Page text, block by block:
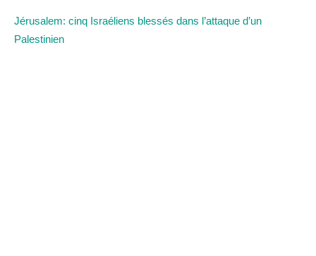
Jérusalem: cinq Israéliens blessés dans l’attaque d’un
Palestinien